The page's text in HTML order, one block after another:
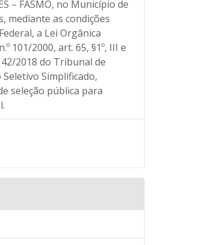
– FASMO, no Município de
mediante as condições
a Lei Orgânica
101/2000, art. 65, §1º, III e
2018 do Tribunal de
Simplificado,
seleção pública para